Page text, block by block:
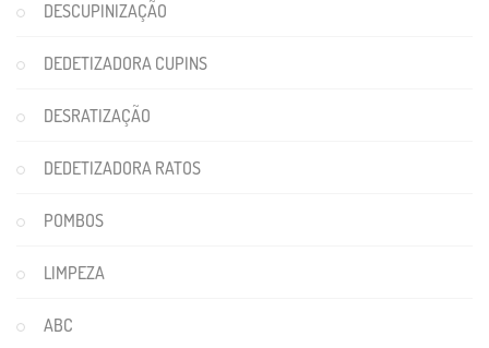
DESCUPINIZAÇÃO
DEDETIZADORA CUPINS
DESRATIZAÇÃO
DEDETIZADORA RATOS
POMBOS
LIMPEZA
ABC